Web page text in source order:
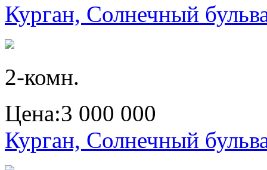
Курган, Солнечный
2-комн.
Цена:3 000 000
Курган, Солнечный